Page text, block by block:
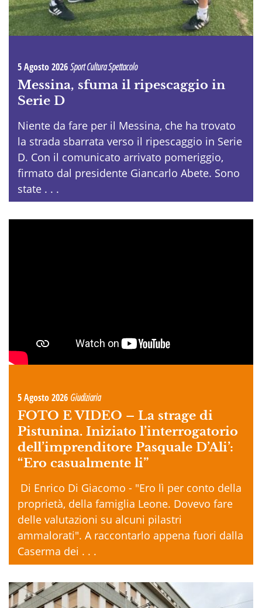
5 Agosto 2026Sport Cultura Spettacolo
Messina, sfuma il ripescaggio in
Serie D
Niente da fare per il Messina, che ha trovato
la strada sbarrata verso il ripescaggio in Serie
D. Con il comunicato arrivato pomeriggio,
firmato dal presidente Giancarlo Abete. Sono
state . . .
5 Agosto 2026 Giudiziaria
FOTO E VIDEO – La strage di
Pistunina. Iniziato l’interrogatorio
dell’imprenditore Pasquale D’Ali’:
“Ero casualmente li”
Di Enrico Di Giacomo - "Ero lì per conto della
proprietà, della famiglia Leone. Dovevo fare
delle valutazioni su alcuni pilastri
ammalorati". A raccontarlo appena fuori dalla
Caserma dei . . .